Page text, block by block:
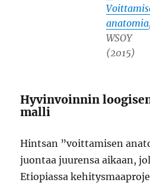
anatomia,
WSOY
(2015)
Hyvinvoinnin
malli
Hintsan ”voittamisen
juontaa juurensa aikaan,
Etiopiassa